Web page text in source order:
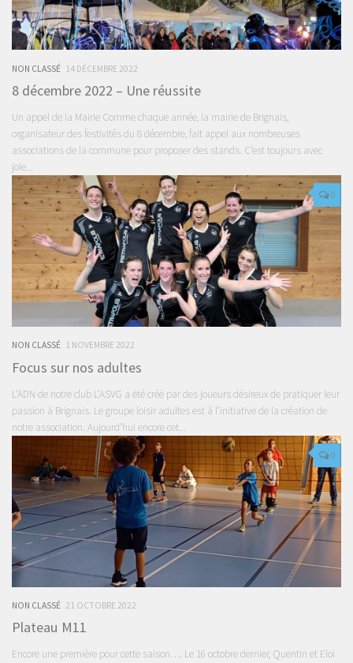
NON CLASSÉ 14 DÉCEMBRE 2022
8 décembre 2022 – Une réussite
Un appel de la Mairie Comme chaque année, la mairie de Brignais,
organisateur des festivités du 8 décembre, fait appel aux nombreuses
associations de la commune pour proposer des stands. C’est toujours avec
joie...
0
NON CLASSÉ 1 NOVEMBRE 2022
Focus sur nos adultes
L’ADN de notre club L’ASVG a été créé par des joueurs désireux de pratiquer leur
passion à Brignais. Le groupe loisir adultes est à l’initiative de la création de
notre association. Aujourd’hui encore cet...
0
NON CLASSÉ 21 OCTOBRE 2022
Plateau M11
Encore une première pour cette saison…. Le 16 octobre dernier, Quentin et Eloi